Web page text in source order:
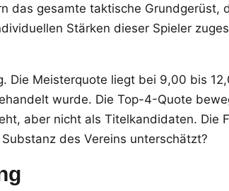
das gesamte taktische Grundgerüst,
Stärken dieser Spieler
Die Meisterquote liegt bei 9,00 bis
wurde. Die Top-4-Quote
aber nicht als Titelkandidaten. Die
des Vereins unterschätzt?